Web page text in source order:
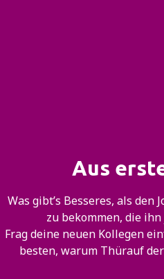
Aus
Was gibt’s Besseres, als
zu bekommen, die ihn
Frag deine neuen Kollegen
besten, warum Thürauf